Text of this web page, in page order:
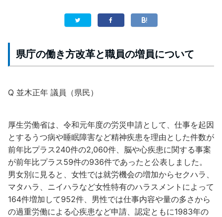
県庁の働き方改革と職員の増員について
Q 並木正年 議員（県民）
厚生労働省は、令和元年度の労災申請として、仕事を起因
とするうつ病や睡眠障害など精神疾患を理由とした件数が
前年比プラス240件の2,060件、脳や心疾患に関する事案
が前年比プラス59件の936件であったと公表しました。
男女別に見ると、女性では就労機会の増加からセクハラ、
マタハラ、ニイハラなど女性特有のハラスメントによって
164件増加して952件、男性では仕事内容や量の多さから
の過重労働による心疾患など申請、認定ともに1983年の